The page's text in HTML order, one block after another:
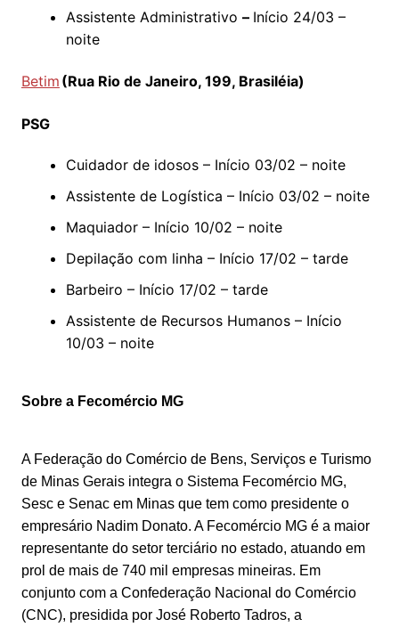
Assistente Administrativo – Início 24/03 –
noite
Betim (Rua Rio de Janeiro, 199, Brasiléia)
PSG
Cuidador de idosos – Início 03/02 – noite
Assistente de Logística – Início 03/02 – noite
Maquiador – Início 10/02 – noite
Depilação com linha – Início 17/02 – tarde
Barbeiro – Início 17/02 – tarde
Assistente de Recursos Humanos – Início
10/03 – noite
Sobre a Fecomércio MG
A Federação do Comércio de Bens, Serviços e Turismo
de Minas Gerais integra o Sistema Fecomércio MG,
Sesc e Senac em Minas que tem como presidente o
empresário Nadim Donato. A Fecomércio MG é a maior
representante do setor terciário no estado, atuando em
prol de mais de 740 mil empresas mineiras. Em
conjunto com a Confederação Nacional do Comércio
(CNC), presidida por José Roberto Tadros, a